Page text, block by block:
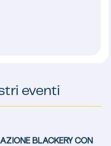
eventi
BLACKERY CON